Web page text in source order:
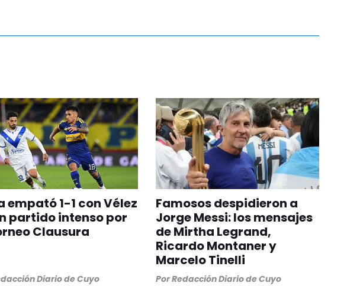
empató 1-1 con Vélez
partido intenso por
Clausura
Diario de Cuyo
Famosos despidieron a
Jorge Messi: los mensajes
de Mirtha Legrand,
Ricardo Montaner y
Marcelo Tinelli
PorRedacción Diario de Cuyo